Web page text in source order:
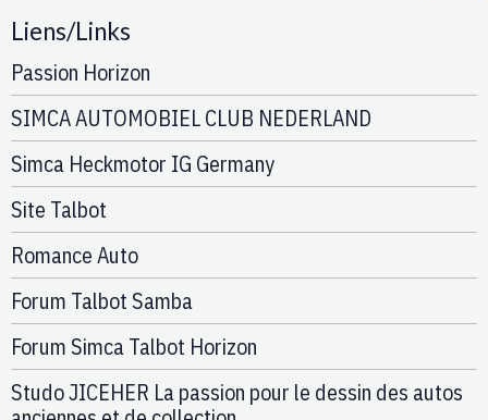
Liens/Links
Passion Horizon
SIMCA AUTOMOBIEL CLUB NEDERLAND
Simca Heckmotor IG Germany
Site Talbot
Romance Auto
Forum Talbot Samba
Forum Simca Talbot Horizon
Studo JICEHER La passion pour le dessin des autos